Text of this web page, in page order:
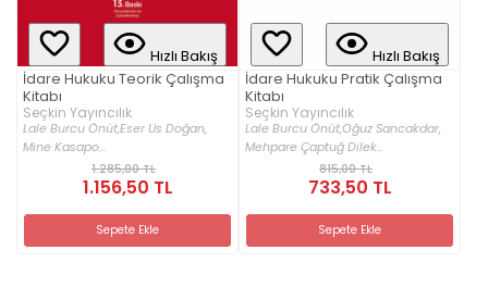
Hızlı Bakış
İdare Hukuku Teorik Çalışma
Kitabı
Seçkin Yayıncılık
Lale Burcu Önüt,Eser Us Doğan,
Mine Kasapo...
1.285,00 TL
1.156,50 TL
Sepete Ekle
Hızlı Bakış
İdare Hukuku Pratik Çalışma
Kitabı
Seçkin Yayıncılık
Lale Burcu Önüt,Oğuz Sancakdar,
Mehpare Çaptuğ Dilek...
815,00 TL
733,50 TL
Sepete Ekle